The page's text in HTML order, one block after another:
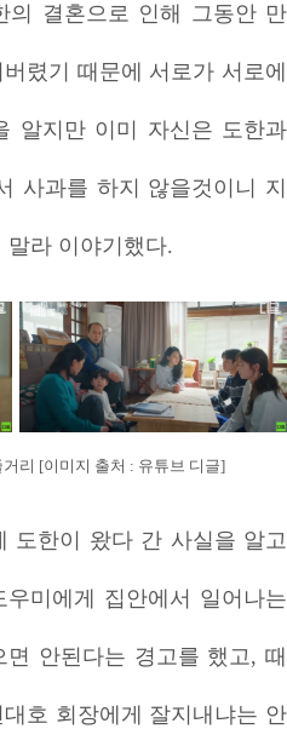
의 결혼으로 인해 그동안 만
렸기 때문에 서로가 서로에
알지만 이미 자신은 도한과
사과를 하지 않을것이니 지
말라 이야기했다.
리 [이미지 출처 : 유튜브 디글]
도한이 왔다 간 사실을 알고
미에게 집안에서 일어나는
안된다는 경고를 했고, 때
호 회장에게 잘지내냐는 안